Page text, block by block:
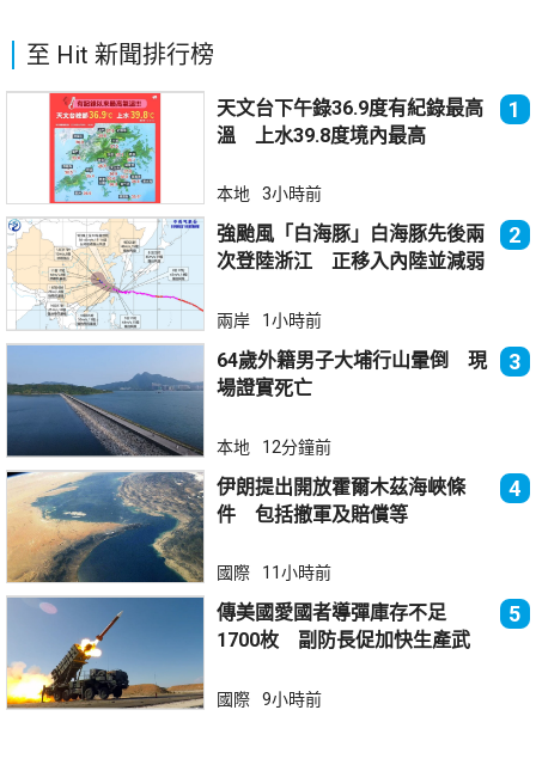
至 Hit 新聞排行榜
天文台下午錄36.9度有紀錄最高
溫 上水39.8度境內最高
1
本地 3小時前
強颱風「白海豚」白海豚先後兩
次登陸浙江 正移入內陸並減弱
2
兩岸 1小時前
64歲外籍男子大埔行山暈倒 現
場證實死亡
3
本地 12分鐘前
伊朗提出開放霍爾木茲海峽條
件 包括撤軍及賠償等
4
國際 11小時前
傳美國愛國者導彈庫存不足
1700枚 副防長促加快生產武
5
國際 9小時前